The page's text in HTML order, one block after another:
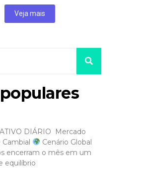
Veja mais
populares
DIÁRIO Mercado
Cambial
Cenário Global
encerram o mês em um
equilíbrio